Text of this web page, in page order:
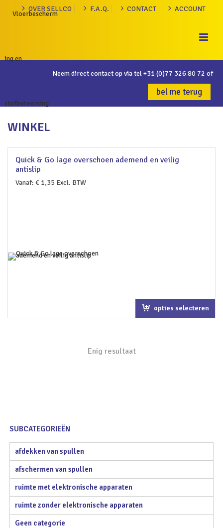
OVER SELLCO F.A.Q. CONTACT ACCOUNT
Neem direct contact op via tel+31 (0)77 326 80 72 of
bel me terug
WINKEL
Quick & Go lage overschoen ademend en veilig
antislip
Vanaf: € 1,35 Excl. BTW
opties selecteren
Enig resultaat
SUBCATEGORIEËN
afdekken van spullen
afschermen van spullen
ruimte met elektronische apparaten
ruimte zonder elektronische apparaten
Geen categorie